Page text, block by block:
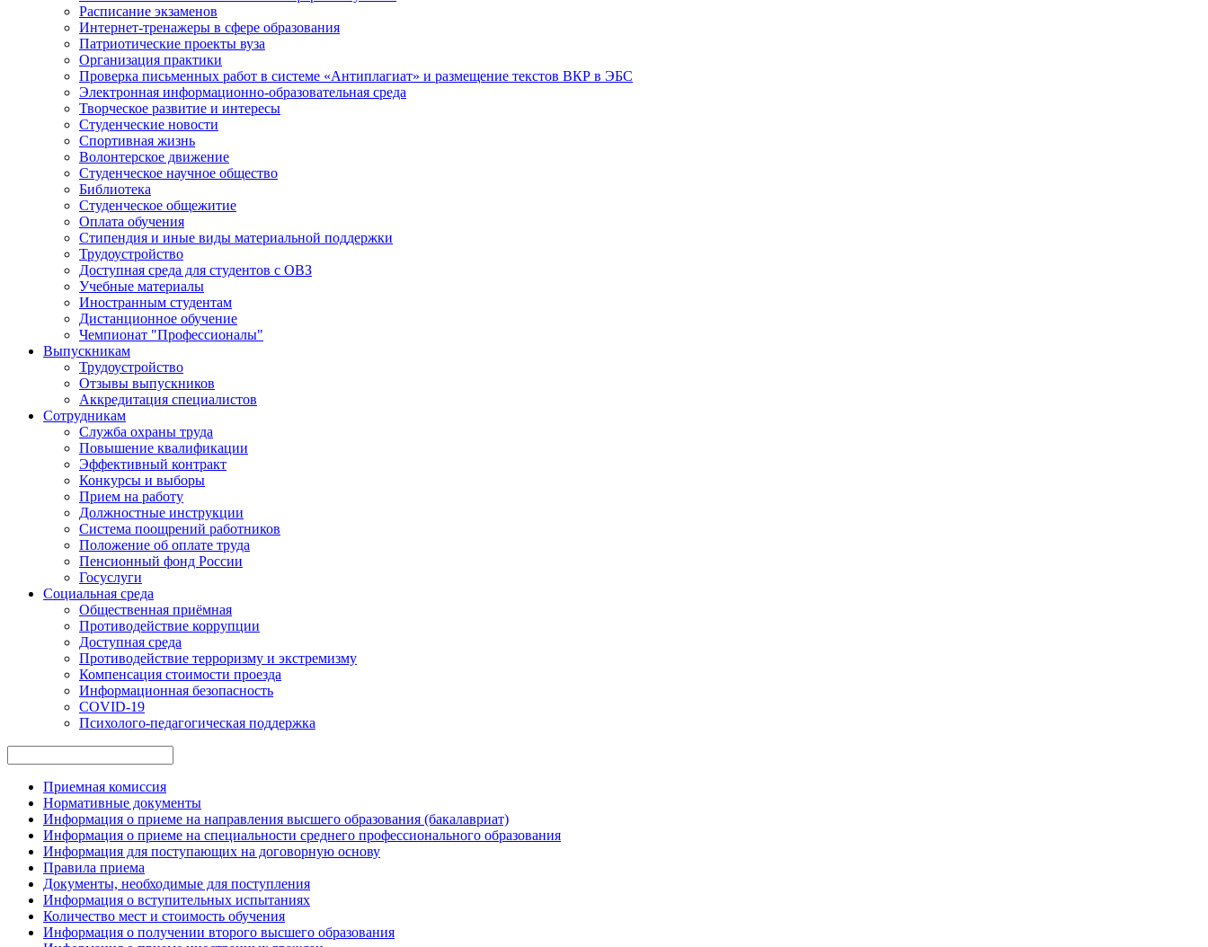
Расписание экзаменов
Интернет-тренажеры в сфере образования
Патриотические проекты вуза
Организация практики
Проверка письменных работ в системе «Антиплагиат» и размещение текстов ВКР в ЭБС
Электронная информационно-образовательная среда
Творческое развитие и интересы
Студенческие новости
Спортивная жизнь
Волонтерское движение
Студенческое научное общество
Библиотека
Студенческое общежитие
Оплата обучения
Стипендия и иные виды материальной поддержки
Трудоустройство
Доступная среда для студентов с ОВЗ
Учебные материалы
Иностранным студентам
Дистанционное обучение
Чемпионат "Профессионалы"
Выпускникам
Трудоустройство
Отзывы выпускников
Аккредитация специалистов
Сотрудникам
Служба охраны труда
Повышение квалификации
Эффективный контракт
Конкурсы и выборы
Прием на работу
Должностные инструкции
Система поощрений работников
Положение об оплате труда
Пенсионный фонд России
Госуслуги
Социальная среда
Общественная приёмная
Противодействие коррупции
Доступная среда
Противодействие терроризму и экстремизму
Компенсация стоимости проезда
Информационная безопасность
COVID-19
Психолого-педагогическая поддержка
Приемная комиссия
Нормативные документы
Информация о приеме на направления высшего образования (бакалавриат)
Информация о приеме на специальности среднего профессионального образования
Информация для поступающих на договорную основу
Правила приема
Документы, необходимые для поступления
Информация о вступительных испытаниях
Количество мест и стоимость обучения
Информация о получении второго высшего образования